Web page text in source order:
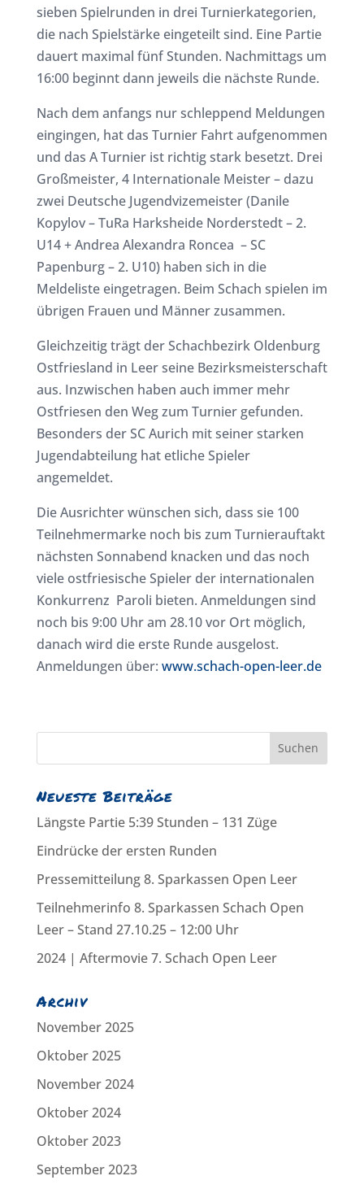
sieben Spielrunden in drei Turnierkategorien,
die nach Spielstärke eingeteilt sind. Eine Partie
dauert maximal fünf Stunden. Nachmittags um
16:00 beginnt dann jeweils die nächste Runde.
Nach dem anfangs nur schleppend Meldungen
eingingen, hat das Turnier Fahrt aufgenommen
und das A Turnier ist richtig stark besetzt. Drei
Großmeister, 4 Internationale Meister – dazu
zwei Deutsche Jugendvizemeister (Danile
Kopylov – TuRa Harksheide Norderstedt – 2.
U14 + Andrea Alexandra Roncea – SC
Papenburg – 2. U10) haben sich in die
Meldeliste eingetragen. Beim Schach spielen im
übrigen Frauen und Männer zusammen.
Gleichzeitig trägt der Schachbezirk Oldenburg
Ostfriesland in Leer seine Bezirksmeisterschaft
aus. Inzwischen haben auch immer mehr
Ostfriesen den Weg zum Turnier gefunden.
Besonders der SC Aurich mit seiner starken
Jugendabteilung hat etliche Spieler
angemeldet.
Die Ausrichter wünschen sich, dass sie 100
Teilnehmermarke noch bis zum Turnierauftakt
nächsten Sonnabend knacken und das noch
viele ostfriesische Spieler der internationalen
Konkurrenz Paroli bieten. Anmeldungen sind
noch bis 9:00 Uhr am 28.10 vor Ort möglich,
danach wird die erste Runde ausgelost.
Anmeldungen über: www.schach-open-leer.de
Neueste Beiträge
Längste Partie 5:39 Stunden – 131 Züge
Eindrücke der ersten Runden
Pressemitteilung 8. Sparkassen Open Leer
Teilnehmerinfo 8. Sparkassen Schach Open
Leer – Stand 27.10.25 – 12:00 Uhr
2024 | Aftermovie 7. Schach Open Leer
Archiv
November 2025
Oktober 2025
November 2024
Oktober 2024
Oktober 2023
September 2023